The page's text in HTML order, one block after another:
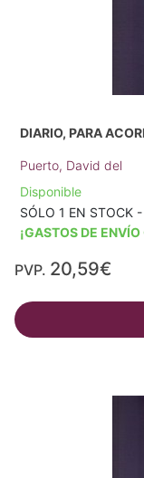
DIARIO, PARA
Puerto, David del
Disponible
SÓLO 1 EN
¡GASTOS DE
PVP. 20,59€